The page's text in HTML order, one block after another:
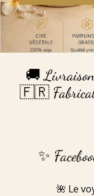
🚚
🇫🇷
✨
🌺 Le